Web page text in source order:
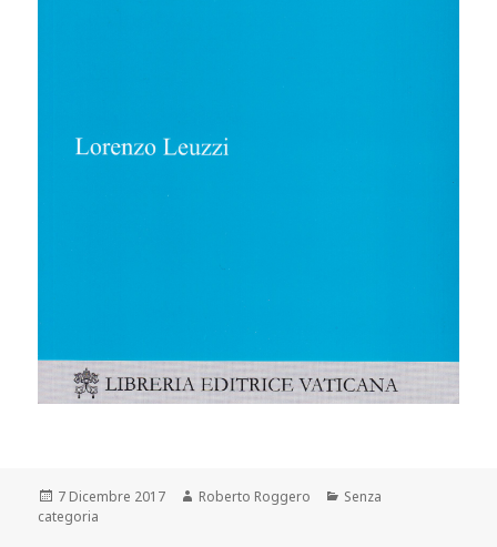
Scritto
il
7 Dicembre 2017 Autore
Roberto Roggero Categorie
Senza
categoria